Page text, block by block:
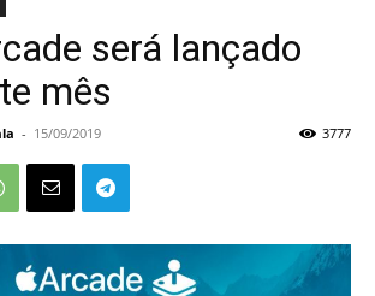
será lançado
mês
- 15/09/2019 3777